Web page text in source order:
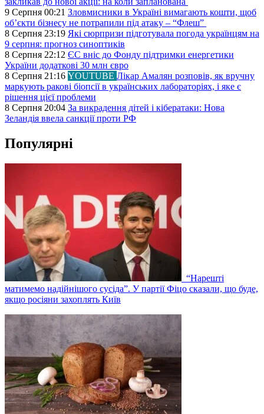
9 Серпня 00:21 Зловмисники в Україні вимагають кошти, щоб
об’єкти бізнесу не потрапили під атаку – “Флеш”
8 Серпня 23:19 Які сюрпризи підготувала погода українцям на
9 серпня: прогноз синоптиків
8 Серпня 22:12 ЄС вніс до Фонду підтримки енергетики
України додаткові 30 млн євро
8 Серпня 21:16 YOUTUBE Лікар Амалян розповів, як вручну
маркують ракові біопсії в українських лабораторіях, і яке є
рішення цієї проблеми
8 Серпня 20:04 За викрадення дітей і кібератаки: Нова
Зеландія ввела санкції проти РФ
Популярні
“Нарешті
матимемо надійнішого сусіда”. У партії Фіцо сказали, що буде,
якщо росіяни захоплять Київ